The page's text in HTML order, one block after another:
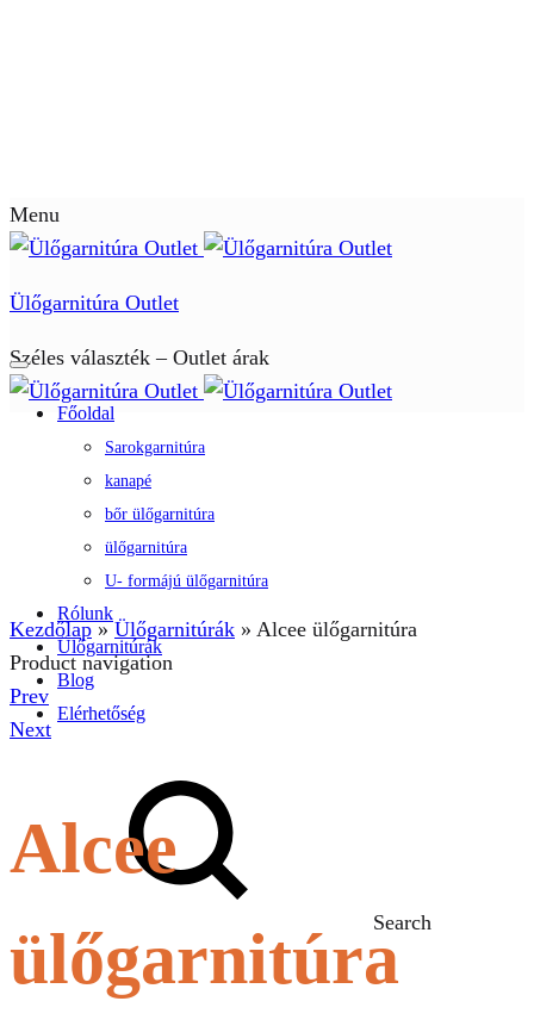
Menu
Ülőgarnitúra Outlet
Széles választék – Outlet árak
Főoldal
Sarokgarnitúra
kanapé
bőr ülőgarnitúra
ülőgarnitúra
U- formájú ülőgarnitúra
Rólunk
Ülőgarnitúrák
Blog
Elérhetőség
Search
Kezdőlap»Ülőgarnitúrák » Alcee ülőgarnitúra
Product navigation
Prev
Next
Alcee
ülőgarnitúra